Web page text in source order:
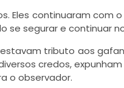
Eles continuaram com
se segurar e continuar
tributo aos
credos,
o observador.